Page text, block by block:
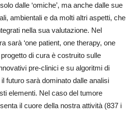
dalle ‘omiche’, ma anche dalle sue
ambientali e da molti altri aspetti, che
nella sua valutazione. Nel
sarà ‘one patient, one therapy, one
di cura è costruito sulle
pre-clinici e su algoritmi di
futuro sarà dominato dalle analisi
elementi. Nel caso del tumore
il cuore della nostra attività (837 i